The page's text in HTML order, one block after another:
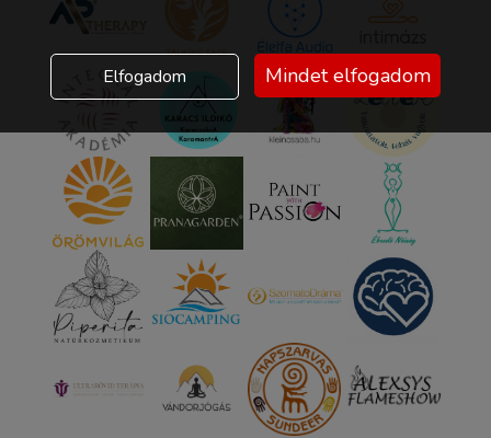
Elfogadom Mindet elfogadom